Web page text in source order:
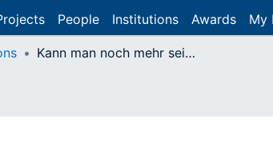
People Institutions Awards My
Kann man noch mehr sein als Stein? : Günter Eichs "Gesammelte Werke" in revidierter Ausgabe